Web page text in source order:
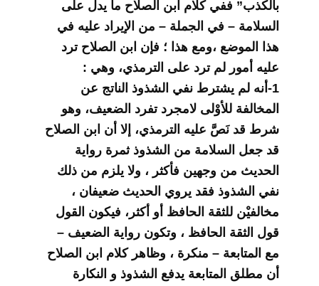
بالكذب” ففي كلام ابن الصلاح ما يدل على
السلامة – في الجملة – من الإيراد عليه في
هذا الموضع ،ومع هذا ؛ فإن ابن الصلاح ترد
عليه أمور لم ترد على الترمذي، وهي :
1-أنه لم يشترط نفي الشذوذ الناتج عن
المخالفة للأوْلى لامجرد تفرد الضعيف، وهو
شرط قد نَصَّ عليه الترمذي، إلا أن ابن الصلاح
قد جعل السلامة من الشذوذ ثمرة رواية
الحديث من وجهين فأكثر ، ولا يلزم من ذلك
نفي الشذوذ فقد يروي الحديث ضعيفان ،
مخالفيْن للثقة الحافظ أو أكثر، فيكون القول
قول الثقة الحافظ ، وتكون رواية الضعيف –
مع المتابعة – منكرة ، وظاهر كلام ابن الصلاح
أن مطلق المتابعة يدفع الشذوذ و النكارة